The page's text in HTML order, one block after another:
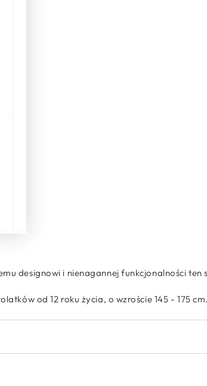
designowi i nienagannej funkcjonalności
od 12 roku życia, o wzroście 145 - 175 cm.